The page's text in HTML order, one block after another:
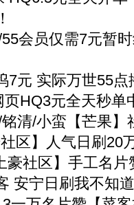
55会员仅需7元暂
7元 实际万世55
HQ3元全天秒单
铭清/小蛮【芒果
区】人气日刷20
豪社区】手工名
安宁日刷我不知